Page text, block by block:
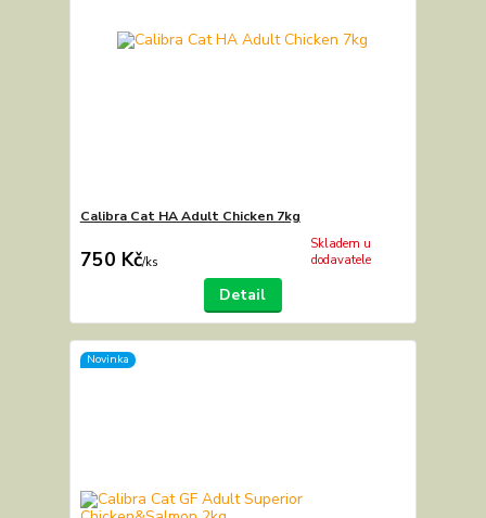
Calibra Cat HA Adult Chicken 7kg
750 Kč/ks
Skladem u
dodavatele
Detail
Novinka